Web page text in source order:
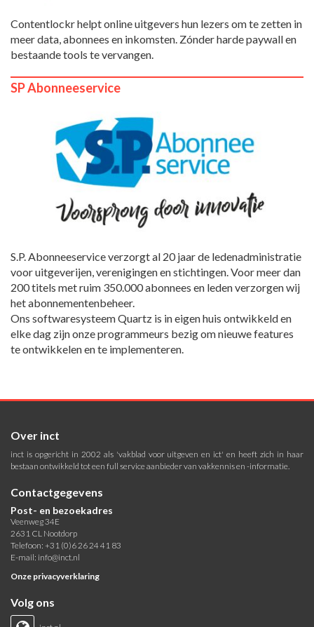
Contentlockr helpt online uitgevers hun lezers om te zetten in
meer data, abonnees en inkomsten. Zónder harde paywall en
bestaande tools te vervangen.
SP Abonneeservice
S.P. Abonneeservice verzorgt al 20 jaar de ledenadministratie
voor uitgeverijen, verenigingen en stichtingen. Voor meer dan
200 titels met ruim 350.000 abonnees en leden verzorgen wij
het abonnementenbeheer.
Ons softwaresysteem Quartz is in eigen huis ontwikkeld en
elke dag zijn onze programmeurs bezig om nieuwe features
te ontwikkelen en te implementeren.
Over inct
inct is opgericht in 2002 als 'vakblad voor uitgeven en ict' en heeft zich in haar
bestaan ontwikkeld tot een full service aanbieder van vakkennis en -informatie.
Contactgegevens
Post- en bezoekadres
Veenweg 34E
2631 CL Nootdorp
Telefoon: +31 (0)6 26 24 41 83
E-mail: info@inct.nl
Onze privacyverklaring
Volg ons